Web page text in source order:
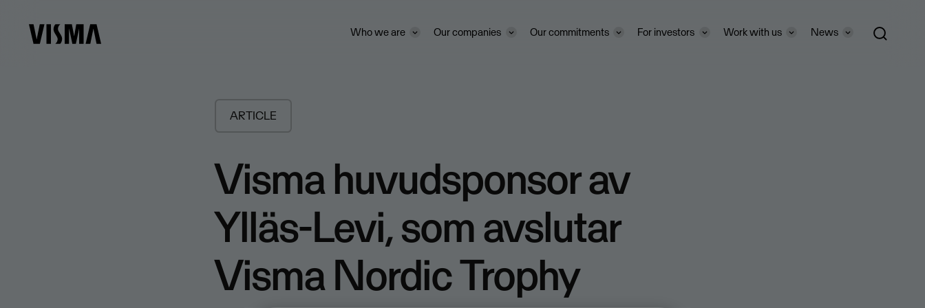
Who we are Our companies Our commitments For investors Work with us News
ARTICLE
Visma huvudsponsor av
Ylläs-Levi, som avslutar
Visma Nordic Trophy